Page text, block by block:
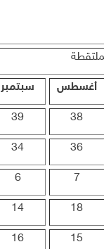
أغسطس سبتمبر
38
39
36
34
7
6
18
14
15
16